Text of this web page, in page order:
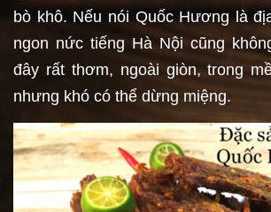
bò khô. Nếu nói Quốc Hương là
ngon nức tiếng Hà Nội cũng
đây rất thơm, ngoài giòn, trong
nhưng khó có thể dừng miệng.